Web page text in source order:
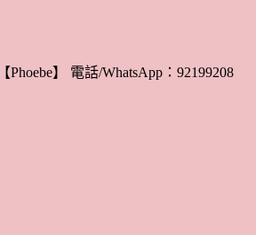
Phoebe】 電話/WhatsApp：92199208